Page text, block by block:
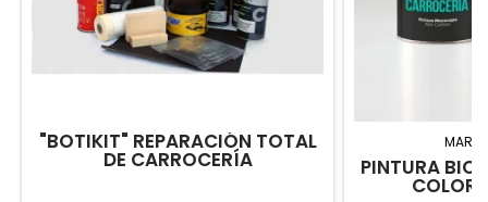
"BOTIKIT" REPARACIÓN TOTAL
DE CARROCERÍA PINTURA
COLOR